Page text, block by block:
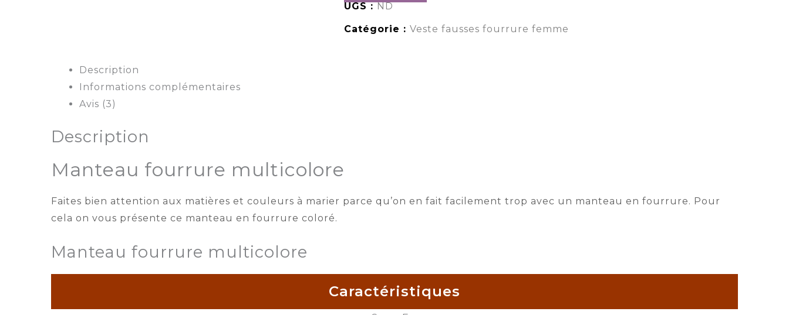
UGS :ND
Catégorie : Veste fausses fourrure femme
Description
Informations complémentaires
Avis (3)
Description
Manteau fourrure multicolore
Faites bien attention aux matières et couleurs à marier parce qu’on en fait facilement trop avec un manteau en fourrure. Pour
cela on vous présente ce manteau en fourrure coloré.
Manteau fourrure multicolore
Caractéristiques